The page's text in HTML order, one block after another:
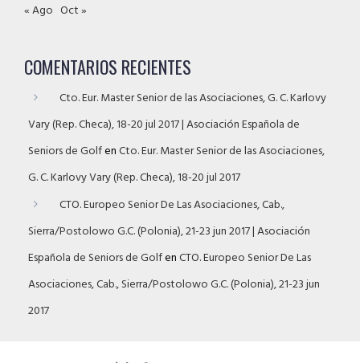
« Ago Oct »
COMENTARIOS RECIENTES
Cto. Eur. Master Senior de las Asociaciones, G. C. Karlovy
Vary (Rep. Checa), 18-20 jul 2017 | Asociación Española de
Seniors de GolfenCto. Eur. Master Senior de las Asociaciones,
G. C. Karlovy Vary (Rep. Checa), 18-20 jul 2017
CTO. Europeo Senior De Las Asociaciones, Cab.,
Sierra/Postolowo G.C. (Polonia), 21-23 jun 2017 | Asociación
Española de Seniors de GolfenCTO. Europeo Senior De Las
Asociaciones, Cab., Sierra/Postolowo G.C. (Polonia), 21-23 jun
2017